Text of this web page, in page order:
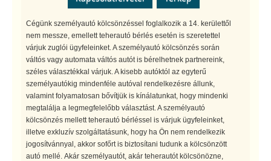
Cégünk személyautó kölcsönzéssel foglalkozik a 14. kerülettől
nem messze, emellett teherautó bérlés esetén is szeretettel
várjuk zuglói ügyfeleinket. A személyautó kölcsönzés során
váltós vagy automata váltós autót is bérelhetnek partnereink,
széles választékkal várjuk. A kisebb autóktól az egyterű
személyautókig mindenféle autóval rendelkezésre állunk,
valamint folyamatosan bővítjük is kínálatunkat, hogy mindenki
megtalálja a legmegfelelőbb választást. A személyautó
kölcsönzés mellett teherautó bérléssel is várjuk ügyfeleinket,
illetve exkluzív szolgáltatásunk, hogy ha Ön nem rendelkezik
jogosítvánnyal, akkor sofőrt is biztosítani tudunk a kölcsönzött
autó mellé. Akár személyautót, akár teherautót kölcsönözne,